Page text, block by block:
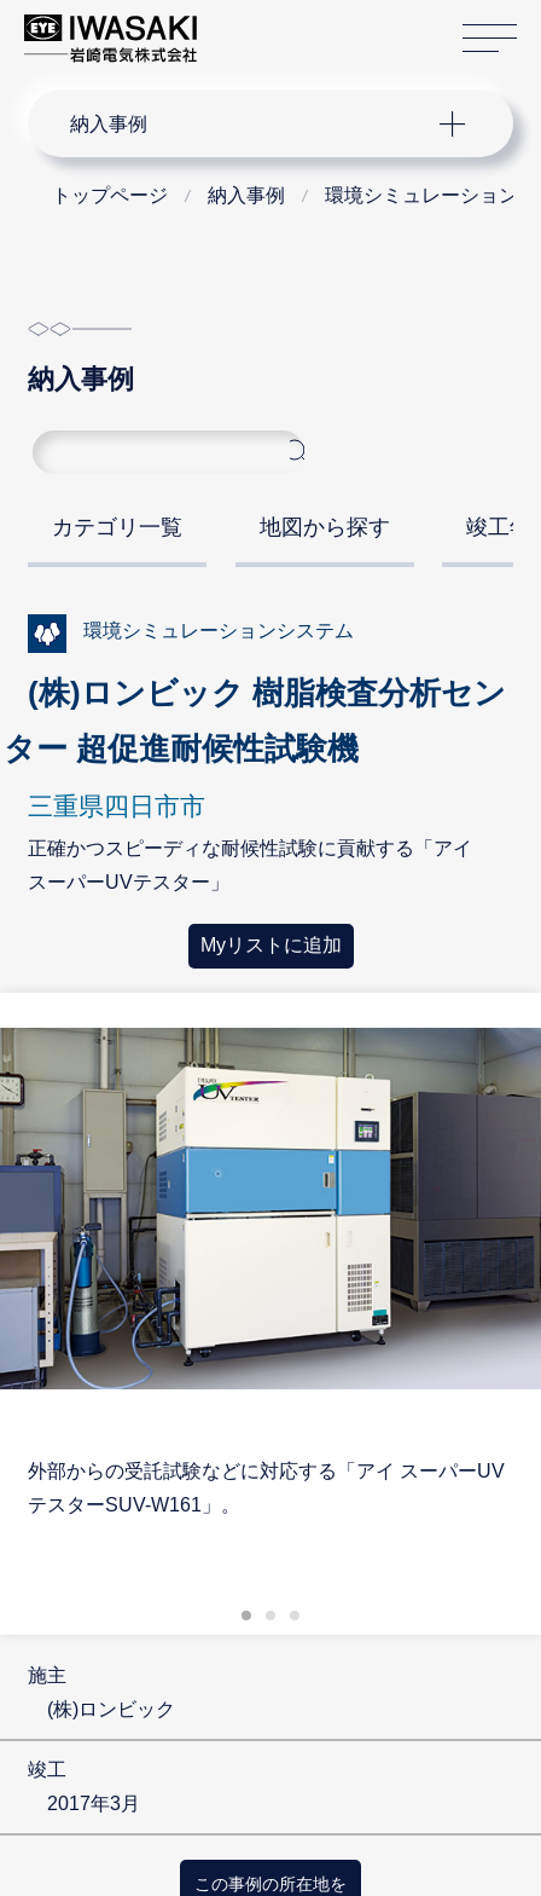
納入事例
トップページ 納入事例 環境シミュレーション
納入事例
カテゴリ一覧 地図から探す 竣工年
環境シミュレーションシステム
(株)ロンビック 樹脂検査分析セン
ター 超促進耐候性試験機
三重県四日市市
正確かつスピーディな耐候性試験に貢献する「アイ
スーパーUVテスター」
Myリストに追加
外部からの受託試験などに対応する「アイ スーパーUV
テスターSUV-W161」。
施主
(株)ロンビック
竣工
2017年3月
この事例の所在地を